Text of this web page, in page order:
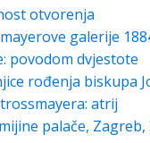
otvorenja
galerije
povodom dvjestote
rođenja biskupa
atrij
palače, Zagreb,